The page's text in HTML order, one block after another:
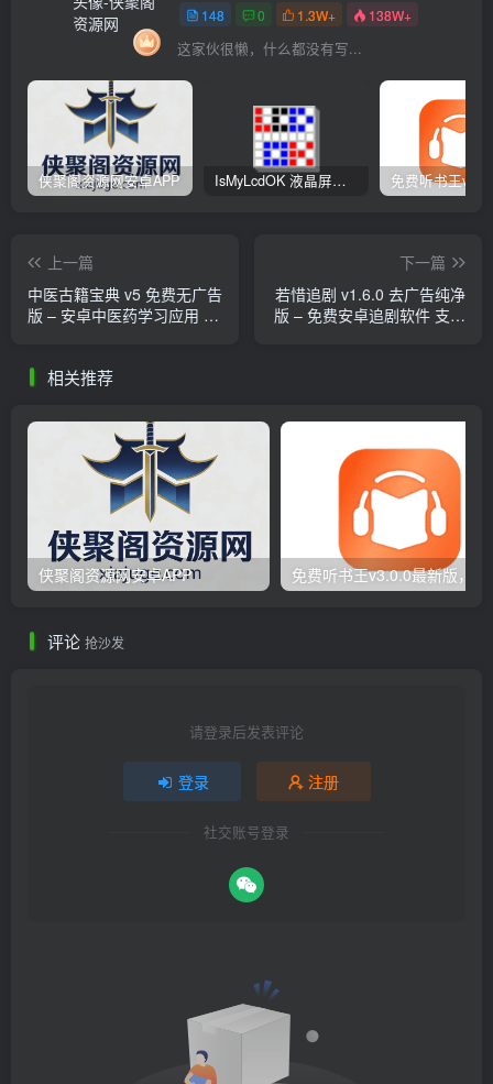
148 0 1.3W+ 138W+
这家伙很懒，什么都没有写...
侠聚阁资源网安卓APP IsMyLcdOK 液晶屏检测工具 – 8种纯色+渐变测试 快速定位屏幕缺陷
上一篇
中医古籍宝典 v5 免费无广告
版 – 安卓中医药学习应用 收
下一篇
若惜追剧 v1.6.0 去广告纯净
版 – 免费安卓追剧软件 支持
相关推荐
侠聚阁资源网安卓APP
评论 抢沙发
请登录后发表评论
登录 注册
社交账号登录